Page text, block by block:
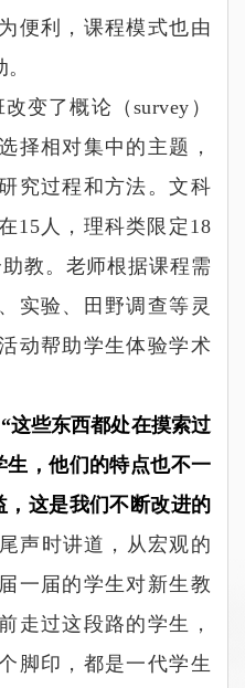
便利，课程模式也由
变了概论（ survey ）
择相对集中的主题，
究过程和方法。文科
15 人，理科类限定18
教。老师根据课程需
实验、田野调查等灵
动帮助学生体验学术
“这些东西都处在摸索过
，他们的特点也不一
这是我们不断改进的
声时讲道，从宏观的
一届的学生对新生教
走过这段路的学生，
脚印，都是一代学生